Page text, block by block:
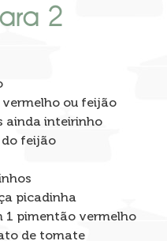
2
ou feijão
ainda inteirinho
do feijão
picadinha
1 pimentão vermelho
de tomate